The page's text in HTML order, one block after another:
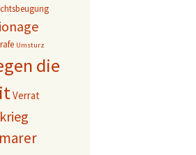
Umsturz
die
Verrat